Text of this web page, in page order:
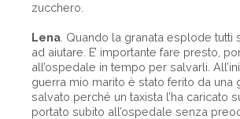
zucchero.
Lena . Quando la granata esplode tutti
ad aiutare. E’ importante fare presto,
all’ospedale in tempo per salvarli.
guerra mio marito è stato ferito da una
salvato perché un taxista l’ha caricato
portato subito all’ospedale senza